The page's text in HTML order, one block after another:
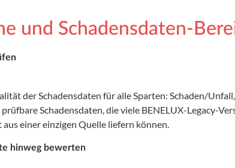
und Schadensdaten-
der Schadensdaten für alle Sparten: Schaden/Unfall,
Schadensdaten, die viele BENELUX-Legacy-
einer einzigen Quelle liefern können.
hinweg bewerten